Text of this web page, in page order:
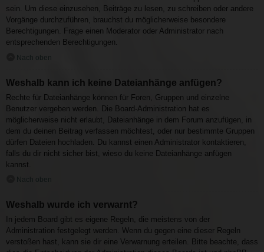
sein. Um diese einzusehen, Beiträge zu lesen, zu schreiben oder andere
Vorgänge durchzuführen, brauchst du möglicherweise besondere
Berechtigungen. Frage einen Moderator oder Administrator nach
entsprechenden Berechtigungen.
Nach oben
Weshalb kann ich keine Dateianhänge anfügen?
Rechte für Dateianhänge können für Foren, Gruppen und einzelne
Benutzer vergeben werden. Die Board-Administration hat es
möglicherweise nicht erlaubt, Dateianhänge in dem Forum anzufügen, in
dem du deinen Beitrag verfassen möchtest, oder nur bestimmte Gruppen
dürfen Dateien hochladen. Du kannst einen Administrator kontaktieren,
falls du dir nicht sicher bist, wieso du keine Dateianhänge anfügen
kannst.
Nach oben
Weshalb wurde ich verwarnt?
In jedem Board gibt es eigene Regeln, die meistens von der
Administration festgelegt werden. Wenn du gegen eine dieser Regeln
verstoßen hast, kann sie dir eine Verwarnung erteilen. Bitte beachte, dass